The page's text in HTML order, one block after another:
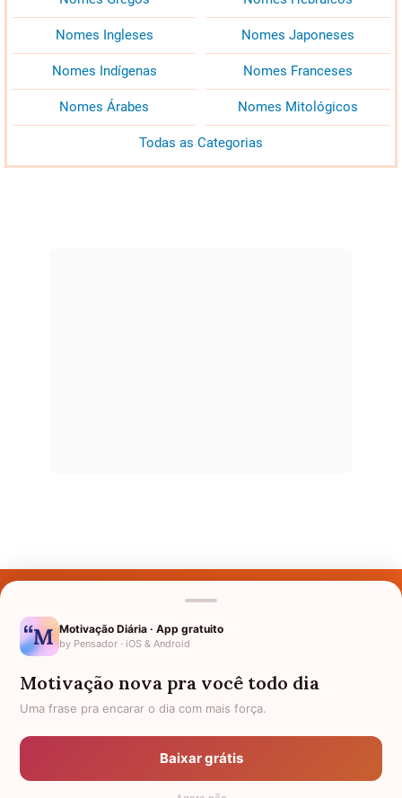
Nomes Ingleses Nomes Japoneses
Nomes Indígenas Nomes Franceses
Nomes Árabes Nomes Mitológicos
Todas as Categorias
Nomes pelo Mundo
Política de Privacidade
Anuncie
Motivação Diária · App gratuito
by Pensador · iOS & Android
Motivação nova pra você todo dia
Uma frase pra encarar o dia com mais força.
Baixar grátis